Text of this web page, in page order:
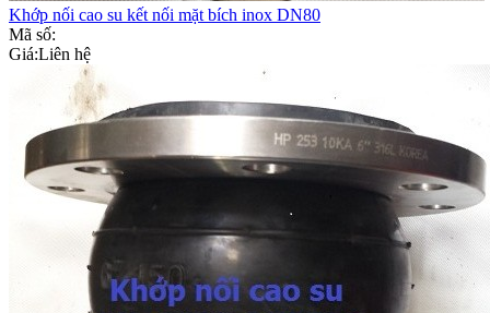
Khớp nối cao su kết nối mặt bích inox DN80
Mã số:
Giá:Liên hệ